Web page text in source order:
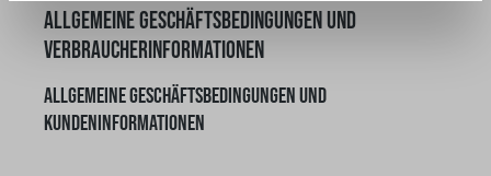
ALLGEMEINE GESCHÄFTSBEDINGUNGEN UND
VERBRAUCHERINFORMATIONEN
ALLGEMEINE GESCHÄFTSBEDINGUNGEN UND
KUNDENINFORMATIONEN